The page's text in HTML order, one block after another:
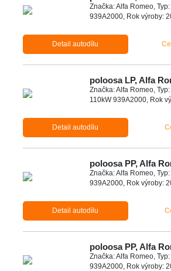
Značka: Alfa Romeo,
939A2000, Rok výroby:
Detail autodílu
poloosa LP, Alfa
Značka: Alfa Romeo,
110kW 939A2000, Rok
Detail autodílu
poloosa PP, Alfa
Značka: Alfa Romeo,
939A2000, Rok výroby:
Detail autodílu
poloosa PP, Alfa
Značka: Alfa Romeo,
939A2000, Rok výroby: